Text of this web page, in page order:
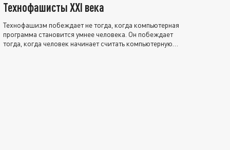
Технофашисты XXI века
Технофашизм побеждает не тогда, когда компьютерная
программа становится умнее человека. Он побеждает
тогда, когда человек начинает считать компьютерную